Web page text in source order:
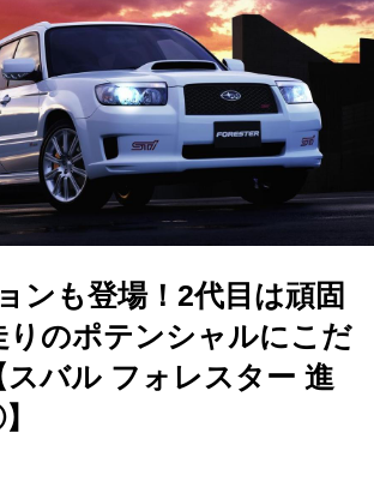
ンも登場！2代目は頑固
りのポテンシャルにこだ
バル フォレスター 進